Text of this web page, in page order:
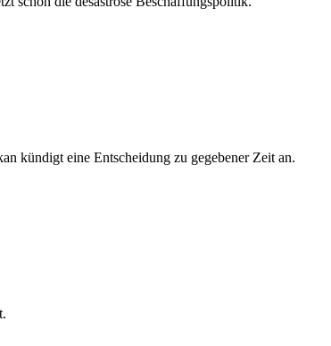
kündigt eine Entscheidung zu gegebener Zeit an.